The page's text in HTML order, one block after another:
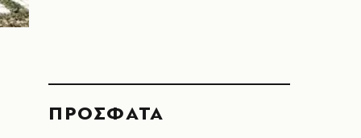
ΠΡΟΣΦΑΤΑ